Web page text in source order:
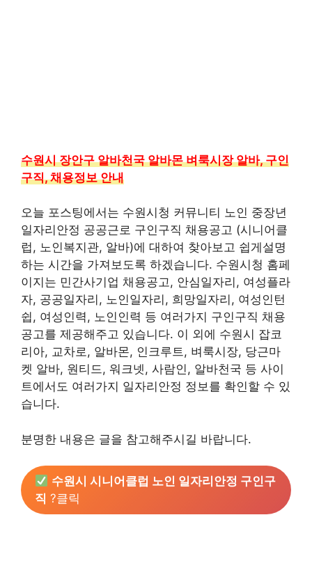
수원시 장안구 알바천국 알바몬 벼룩시장 알바, 구인
구직, 채용정보 안내
오늘 포스팅에서는 수원시청 커뮤니티 노인 중장년
일자리안정 공공근로 구인구직 채용공고 (시니어클
럽, 노인복지관, 알바)에 대하여 찾아보고 쉽게설명
하는 시간을 가져보도록 하겠습니다. 수원시청 홈페
이지는 민간사기업 채용공고, 안심일자리, 여성플라
자, 공공일자리, 노인일자리, 희망일자리, 여성인턴
쉽, 여성인력, 노인인력 등 여러가지 구인구직 채용
공고를 제공해주고 있습니다. 이 외에 수원시 잡코
리아, 교차로, 알바몬, 인크루트, 벼룩시장, 당근마
켓 알바, 원티드, 워크넷, 사람인, 알바천국 등 사이
트에서도 여러가지 일자리안정 정보를 확인할 수 있
습니다.
분명한 내용은 글을 참고해주시길 바랍니다.
수원시 시니어클럽 노인 일자리안정 구인구
직 ?클릭